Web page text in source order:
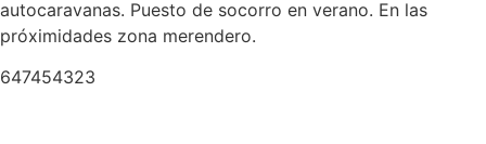
autocaravanas. Puesto de socorro en verano. En las
próximidades zona merendero.
647454323